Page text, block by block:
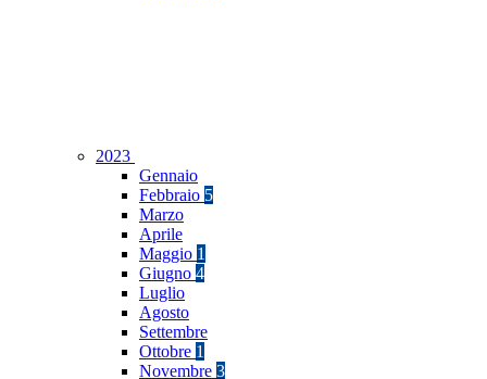
2023
Gennaio
Febbraio 5
Marzo
Aprile
Maggio 1
Giugno 4
Luglio
Agosto
Settembre
Ottobre 1
Novembre 3